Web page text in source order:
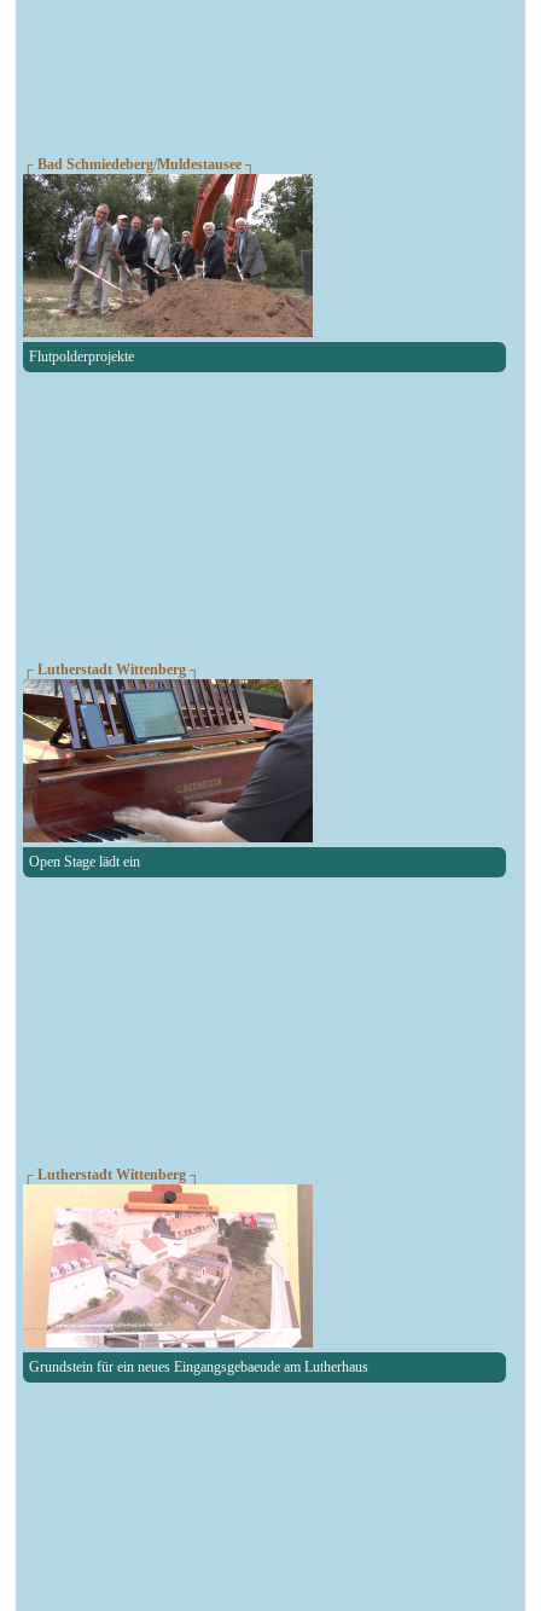
┌ Bad Schmiedeberg/Muldestausee ┐
Flutpolderprojekte
┌ Lutherstadt Wittenberg ┐
Open Stage lädt ein
┌ Lutherstadt Wittenberg ┐
Grundstein für ein neues Eingangsgebaeude am Lutherhaus